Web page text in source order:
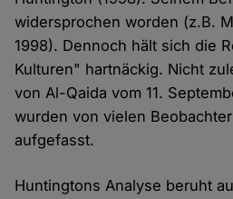
widersprochen worden (z.B.
1998). Dennoch hält sich die
Kulturen" hartnäckig. Nicht
von Al-Qaida vom 11.
wurden von vielen
aufgefasst.
Huntingtons Analyse beruht